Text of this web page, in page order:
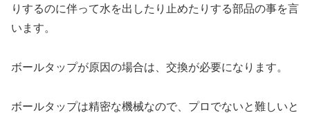
りするのに伴って水を出したり止めたりする部品の事を言
います。
ボールタップが原因の場合は、交換が必要になります。
ボールタップは精密な機械なので、プロでないと難しいと